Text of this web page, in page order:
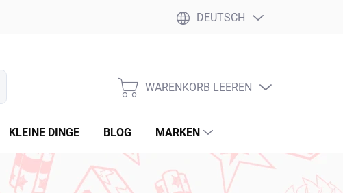
DEUTSCH
WARENKORB
WARENKORB LEEREN
KLEINE DINGE BLOG MARKEN